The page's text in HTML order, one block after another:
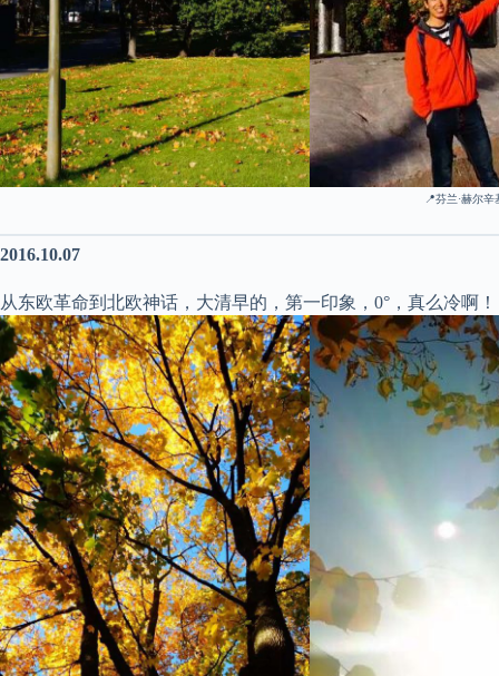
📍芬兰·赫尔辛
2016.10.07
从东欧革命到北欧神话，大清早的，第一印象，0°，真么冷啊！